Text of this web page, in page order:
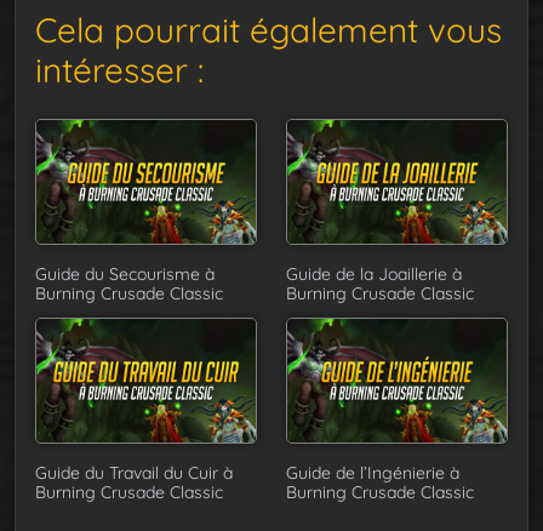
Cela pourrait également vous
intéresser :
Guide du Secourisme à
Burning Crusade Classic
Guide de la Joaillerie à
Burning Crusade Classic
Guide du Travail du Cuir à
Burning Crusade Classic
Guide de l’Ingénierie à
Burning Crusade Classic